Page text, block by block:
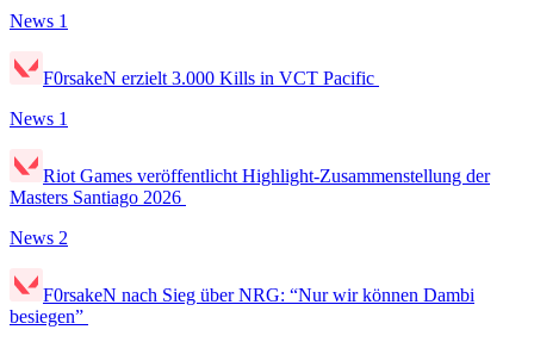
News 1
F0rsakeN erzielt 3.000 Kills in VCT Pacific
News 1
Riot Games veröffentlicht Highlight-Zusammenstellung der
Masters Santiago 2026
News 2
F0rsakeN nach Sieg über NRG: “Nur wir können Dambi
besiegen”